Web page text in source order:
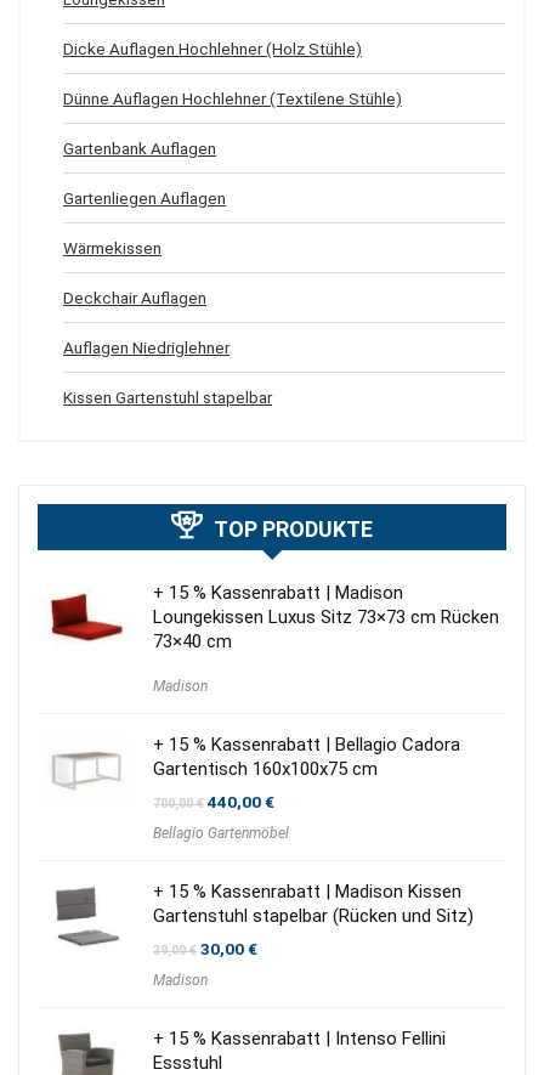
Dicke Auflagen Hochlehner (Holz Stühle)
Dünne Auflagen Hochlehner (Textilene Stühle)
Gartenbank Auflagen
Gartenliegen Auflagen
Wärmekissen
Deckchair Auflagen
Auflagen Niedriglehner
Kissen Gartenstuhl stapelbar
TOP PRODUKTE
+ 15 % Kassenrabatt | Madison
Loungekissen Luxus Sitz 73×73 cm Rücken
73×40 cm
Madison
+ 15 % Kassenrabatt | Bellagio Cadora
Gartentisch 160x100x75 cm
700,00€ Ursprünglicher
war:
440,00€Aktueller
ist:
Bellagio Gartenmöbel
+ 15 % Kassenrabatt | Madison Kissen
Gartenstuhl stapelbar (Rücken und Sitz)
39,00€ Ursprünglicher
war:
30,00€Aktueller
Madison
+ 15 % Kassenrabatt | Intenso Fellini
Essstuhl